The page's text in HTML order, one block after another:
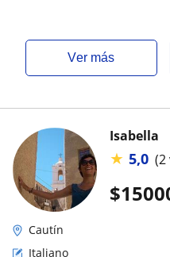
ver más
$
Isabella
★ 5,0 (2
Cautín
Italiano